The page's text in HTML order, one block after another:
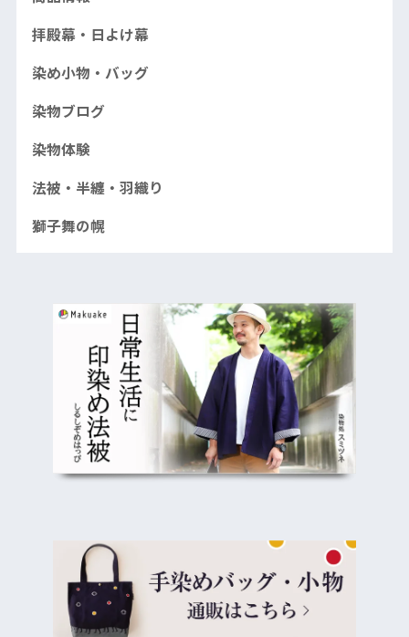
拝殿幕・日よけ幕
染め小物・バッグ
染物ブログ
染物体験
法被・半纏・羽織り
獅子舞の幌